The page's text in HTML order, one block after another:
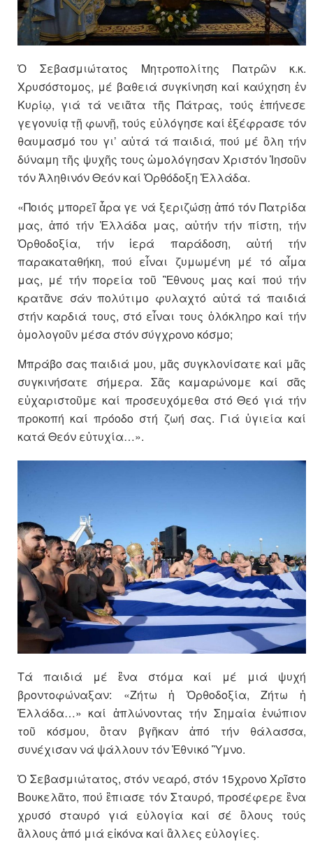
Ὁ Σεβασμιώτατος Μητροπολίτης Πατρῶν κ.κ.
Χρυσόστομος, μέ βαθειά συγκίνηση καί καύχηση ἐν
Κυρίῳ, γιά τά νειᾶτα τῆς Πάτρας, τούς ἐπήνεσε
γεγονυίᾳ τῇ φωνῇ, τούς εὐλόγησε καί ἐξέφρασε τόν
θαυμασμό του γι’ αὐτά τά παιδιά, πού μέ ὃλη τήν
δύναμη τῆς ψυχῆς τους ὡμολόγησαν Χριστόν Ἰησοῦν
τόν Ἀληθινόν Θεόν καί Ὀρθόδοξη Ἑλλάδα.
«Ποιός μπορεῖ ἆρα γε νά ξεριζώσῃ ἀπό τόν Πατρίδα
μας, ἀπό τήν Ἑλλάδα μας, αὐτήν τήν πίστη, τήν
Ὀρθοδοξία, τήν ἱερά παράδοση, αὐτή τήν
παρακαταθήκη, πού εἶναι ζυμωμένη μέ τό αἷμα
μας, μέ τήν πορεία τοῦ Ἒθνους μας καί πού τήν
κρατᾶνε σάν πολύτιμο φυλαχτό αὐτά τά παιδιά
στήν καρδιά τους, στό εἶναι τους ὁλόκληρο καί τήν
ὁμολογοῦν μέσα στόν σύγχρονο κόσμο;
Μπράβο σας παιδιά μου, μᾶς συγκλονίσατε καί μᾶς
συγκινήσατε σήμερα. Σᾶς καμαρώνομε καί σᾶς
εὐχαριστοῦμε καί προσευχόμεθα στό Θεό γιά τήν
προκοπή καί πρόοδο στή ζωή σας. Γιά ὑγιεία καί
κατά Θεόν εὐτυχία…».
Τά παιδιά μέ ἓνα στόμα καί μέ μιά ψυχή
βροντοφώναξαν: «Ζήτω ἡ Ὀρθοδοξία, Ζήτω ἡ
Ἑλλάδα…» καί ἁπλώνοντας τήν Σημαία ἐνώπιον
τοῦ κόσμου, ὃταν βγῆκαν ἀπό τήν θάλασσα,
συνέχισαν νά ψάλλουν τόν Ἐθνικό Ὓμνο.
Ὁ Σεβασμιώτατος, στόν νεαρό, στόν 15χρονο Χρῖστο
Βουκελᾶτο, πού ἒπιασε τόν Σταυρό, προσέφερε ἓνα
χρυσό σταυρό γιά εὐλογία καί σέ ὃλους τούς
ἂλλους ἀπό μιά εἰκόνα καί ἂλλες εὐλογίες.